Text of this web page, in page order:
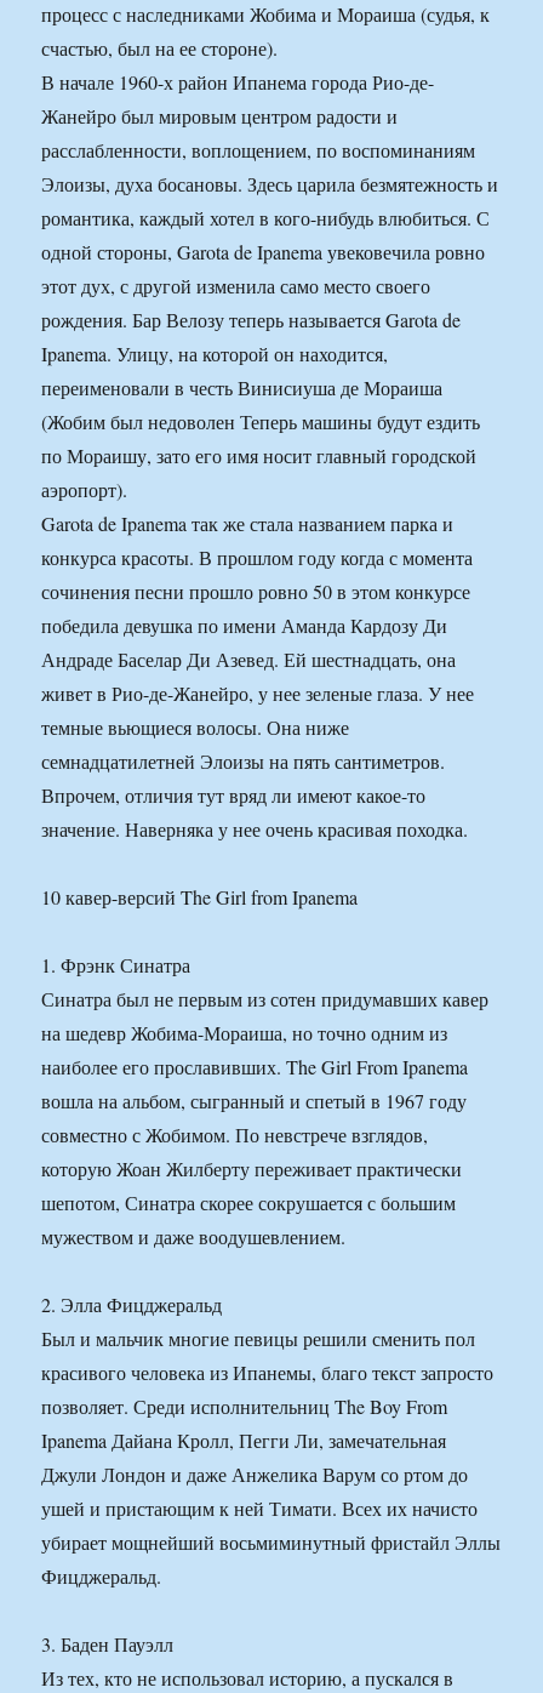
процесс с наследниками Жобима и Мораиша (судья, к
счастью, был на ее стороне).
В начале 1960-х район Ипанема города Рио-де-
Жанейро был мировым центром радости и
расслабленности, воплощением, по воспоминаниям
Элоизы, духа босановы. Здесь царила безмятежность и
романтика, каждый хотел в кого-нибудь влюбиться. С
одной стороны, Garota de Ipanema увековечила ровно
этот дух, с другой изменила само место своего
рождения. Бар Велозу теперь называется Garota de
Ipanema. Улицу, на которой он находится,
переименовали в честь Винисиуша де Мораиша
(Жобим был недоволен Теперь машины будут ездить
по Мораишу, зато его имя носит главный городской
аэропорт).
Garota de Ipanema так же стала названием парка и
конкурса красоты. В прошлом году когда с момента
сочинения песни прошло ровно 50 в этом конкурсе
победила девушка по имени Аманда Кардозу Ди
Андраде Баселар Ди Азевед. Ей шестнадцать, она
живет в Рио-де-Жанейро, у нее зеленые глаза. У нее
темные вьющиеся волосы. Она ниже
семнадцатилетней Элоизы на пять сантиметров.
Впрочем, отличия тут вряд ли имеют какое-то
значение. Наверняка у нее очень красивая походка.
10 кавер-версий The Girl from Ipanema
1. Фрэнк Синатра
Синатра был не первым из сотен придумавших кавер
на шедевр Жобима-Мораиша, но точно одним из
наиболее его прославивших. The Girl From Ipanema
вошла на альбом, сыгранный и спетый в 1967 году
совместно с Жобимом. По невстрече взглядов,
которую Жоан Жилберту переживает практически
шепотом, Синатра скорее сокрушается с большим
мужеством и даже воодушевлением.
2. Элла Фицджеральд
Был и мальчик многие певицы решили сменить пол
красивого человека из Ипанемы, благо текст запросто
позволяет. Среди исполнительниц The Boy From
Ipanema Дайана Кролл, Пегги Ли, замечательная
Джули Лондон и даже Анжелика Варум со ртом до
ушей и пристающим к ней Тимати. Всех их начисто
убирает мощнейший восьмиминутный фристайл Эллы
Фицджеральд.
3. Баден Пауэлл
Из тех, кто не использовал историю, а пускался в